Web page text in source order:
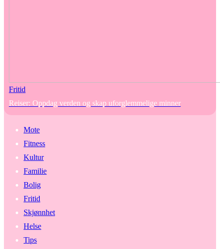
Fritid
Reiser: Oppdag verden og skap uforglemmelige minner
Mote
Fitness
Kultur
Familie
Bolig
Fritid
Skjønnhet
Helse
Tips